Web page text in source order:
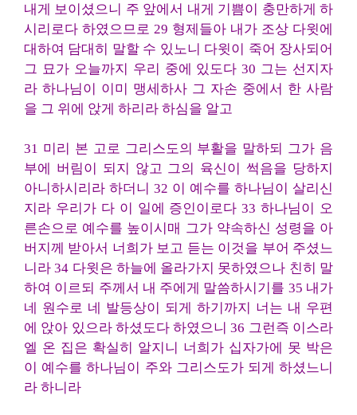
내게 보이셨으니 주 앞에서 내게 기쁨이 충만하게 하
시리로다 하였으므로 29 형제들아 내가 조상 다윗에
대하여 담대히 말할 수 있노니 다윗이 죽어 장사되어
그 묘가 오늘까지 우리 중에 있도다 30 그는 선지자
라 하나님이 이미 맹세하사 그 자손 중에서 한 사람
을 그 위에 앉게 하리라 하심을 알고
31 미리 본 고로 그리스도의 부활을 말하되 그가 음
부에 버림이 되지 않고 그의 육신이 썩음을 당하지
아니하시리라 하더니 32 이 예수를 하나님이 살리신
지라 우리가 다 이 일에 증인이로다 33 하나님이 오
른손으로 예수를 높이시매 그가 약속하신 성령을 아
버지께 받아서 너희가 보고 듣는 이것을 부어 주셨느
니라 34 다윗은 하늘에 올라가지 못하였으나 친히 말
하여 이르되 주께서 내 주에게 말씀하시기를 35 내가
네 원수로 네 발등상이 되게 하기까지 너는 내 우편
에 앉아 있으라 하셨도다 하였으니 36 그런즉 이스라
엘 온 집은 확실히 알지니 너희가 십자가에 못 박은
이 예수를 하나님이 주와 그리스도가 되게 하셨느니
라 하니라